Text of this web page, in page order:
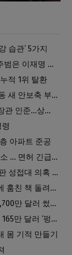
습관’ 5가지
국힘, 추미애 ‘경기 재정비상 상황’에 “주범은 이재명 전 지사”
적 1위 탈환
사우디·튀르키예·파키스탄 뭉쳤다…중동 새 안보축 부상하나
‘트럼프 개인변호사 출신’ 블랜치 법무장관 인준…상원 50대49 가결
아파트 준공
한인 한의사, 환자 성추행·폭행 혐의 기소 … 면허 긴급정지
[이슈] “2002 월드컵때도 그랬나” … 심판 성접대 의혹 해외로 일파만파, 4강 신화까지 불똥
[화제] ‘사과 편지와 100달러’…40년 만에 훔친 책 돌려준 절도범
LA 반 ICE 시위 대응에 경찰 인건비만 1,700만 달러 썼다.
노숙자 지원하랬더니 … 단체장 보수에 165만 달러 ‘펑펑’
몸 기적 만들기